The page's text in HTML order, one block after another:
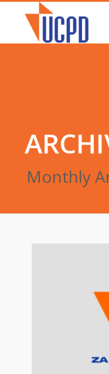
Monthly